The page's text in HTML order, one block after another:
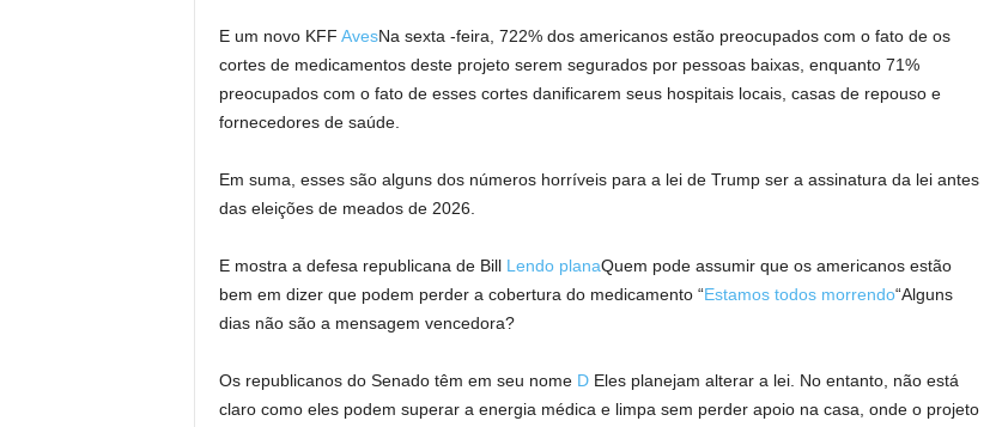
E um novo KFF AvesNa sexta -feira, 722% dos americanos estão preocupados com o fato de os
cortes de medicamentos deste projeto serem segurados por pessoas baixas, enquanto 71%
preocupados com o fato de esses cortes danificarem seus hospitais locais, casas de repouso e
fornecedores de saúde.
Em suma, esses são alguns dos números horríveis para a lei de Trump ser a assinatura da lei antes
das eleições de meados de 2026.
E mostra a defesa republicana de Bill Lendo planaQuem pode assumir que os americanos estão
bem em dizer que podem perder a cobertura do medicamento “Estamos todos morrendo“Alguns
dias não são a mensagem vencedora?
Os republicanos do Senado têm em seu nome DEles planejam alterar a lei. No entanto, não está
claro como eles podem superar a energia médica e limpa sem perder apoio na casa, onde o projeto